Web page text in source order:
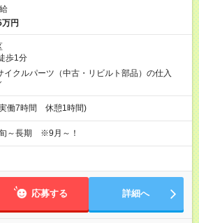
円
歩1分
イクルパーツ（中古・リビルト部品）の仕入
働7時間 休憩1時間)
～長期 ※9月～！
応募する 詳細へ